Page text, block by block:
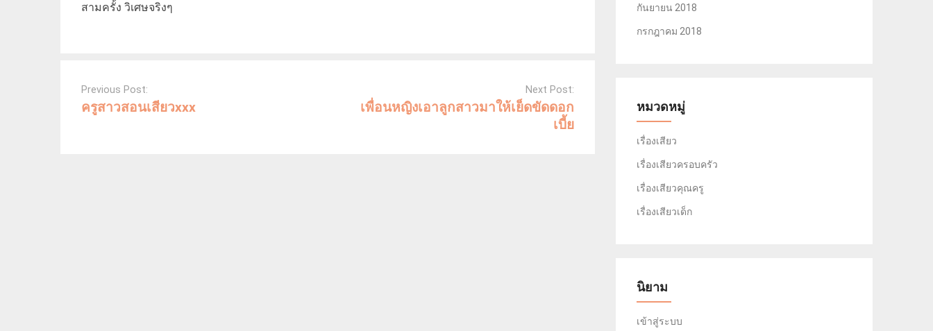
สามครั้ง วิเศษจริงๆ
navigation
Previous Post:
ครูสาวสอนเสียวxxx
Next Post:
เพื่อนหญิงเอาลูกสาวมาให้เย็ดขัดดอก
เบี้ย
กันยายน 2018
กรกฎาคม 2018
หมวดหมู่
เรื่องเสียว
เรื่องเสียวครอบครัว
เรื่องเสียวคุณครู
เรื่องเสียวเด็ก
นิยาม
เข้าสู่ระบบ